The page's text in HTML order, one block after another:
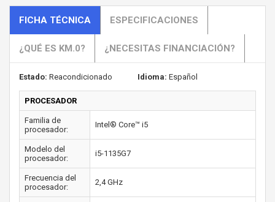
FICHA TÉCNICA ESPECIFICACIONES
¿QUÉ ES KM.0? ¿NECESITAS FINANCIACIÓN?
Estado: Reacondicionado Idioma: Español
PROCESADOR
Familia de
procesador:
Intel® Core™ i5
Modelo del
procesador:
i5-1135G7
Frecuencia del
procesador:
2,4 GHz